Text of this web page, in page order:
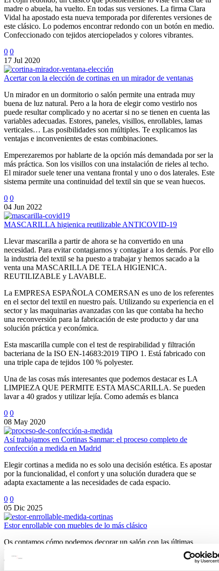
madre o abuela, ha vuelto. En todas sus versiones. La firma Clara
Vidal ha apostado esta nueva temporada por diferentes versiones de
este clásico. Lo podemos encontrar redondo con un botón en medio.
Confeccionado con tejidos aterciopelados y colores vibrantes.
0 0
17 Jul 2020
Acertar con la elección de cortinas en un mirador de ventanas
Un mirador en un dormitorio o salón permite una entrada muy
buena de luz natural. Pero a la hora de elegir como vestirlo nos
puede resultar complicado y no acertar si no se tienen en cuenta las
variables adecuadas. Estores, paneles, visillos, enrollables, lamas
verticales… Las posibilidades son múltiples. Te explicamos las
ventajas e inconvenientes de estas combinaciones.
Emperezaremos por hablarte de la opción más demandada por ser la
más práctica. Son los visillos con una instalación de rieles al techo.
El mirador suele tener una ventana frontal y uno o dos laterales. Este
sistema permite una continuidad del textil sin que se vean huecos.
0 0
04 Jun 2022
MASCARILLA higienica reutilizable ANTICOVID-19
Llevar mascarilla a partir de ahora se ha convertido en una
necesidad. Para evitar contagiarnos y contagiar a los demás. Por ello
la industria del textil se ha puesto a trabajar y hemos sacado a la
venta una MASCARILLA DE TELA HIGIENICA.
REUTILIZABLE y LAVABLE.
La EMPRESA ESPAÑOLA COMERSAN es uno de los referentes
en el sector del textil en nuestro país. Utilizando su experiencia en el
sector y las maquinarias avanzadas con las que contaba ha hecho
una reconversión para la fabricación de este producto y dar una
solución práctica y económica.
Esta mascarilla cumple con el test de respirabilidad y filtración
bacteriana de la ISO EN-14683:2019 TIPO 1. Está fabricado con
una triple capa de tejidos 100 % polyester.
Una de las cosas más interesantes que podemos destacar es LA
LIMPIEZA QUE PERMITE ESTA MASCARILLA. Se pueden
lavar a 40 grados y utilizar lejía. Como además es blanca
0 0
08 May 2020
Así trabajamos en Cortinas Sanmar: el proceso completo de
confección a medida en Madrid
Elegir cortinas a medida no es solo una decisión estética. Es apostar
por la funcionalidad, el confort y una solución duradera que se
adapta exactamente a las necesidades de cada espacio.
0 0
05 Dic 2025
Estor enrollable con muebles de lo más clásico
Os contamos cómo podemos decorar un salón con las últimas
tendencias sin necesidad de renovar el mobiliario con el coste
económico que supone.